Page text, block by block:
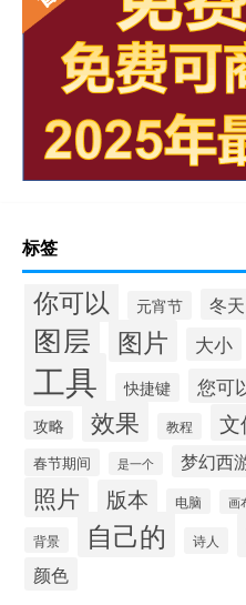
标签
你可以 元宵节 冬天
图层 图片 大小
工具 快捷键 您可
攻略
效果 教程 文
春节期间 是一个 梦幻西
照片 版本 电脑 画
背景 自己的 诗人
颜色